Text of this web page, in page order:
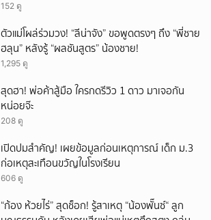
152 ดู
ตัวแม่โผล่ร่วมวง! “ลีน่าจัง” ขอพูดตรงๆ ถึง “พี่ชาย
ฮลุน” หลังรู้ “ผลชันสูตร” น้องชาย!
1,295 ดู
สุดฮา! พ่อค้าสู้มือ ใครกดรีวิว 1 ดาว มาเจอกัน
หน่อยจ๊ะ
208 ดู
เปิดปมสำคัญ! เผยข้อมูลก่อนเหตุการณ์ เด็ก ม.3
ก่อเหตุสะเทือนขวัญในโรงเรียน
606 ดู
“ก้อง ห้วยไร่” สุดช็อก! รู้สาเหตุ “น้องพั๊นซ์“ ลูก